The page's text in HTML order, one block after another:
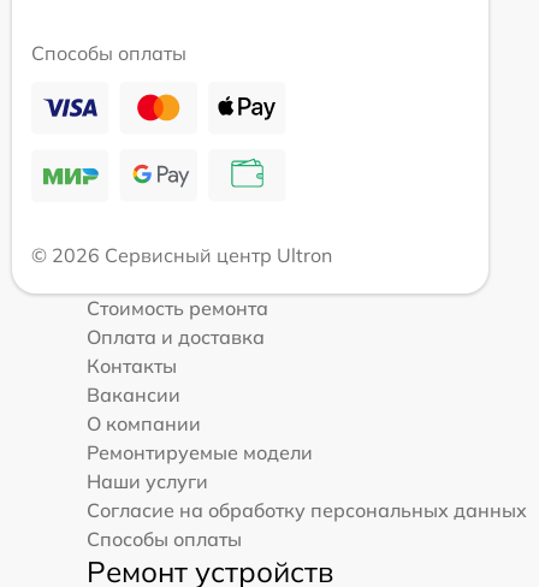
Способы оплаты
© 2026 Сервисный центр Ultron
Стоимость ремонта
Оплата и доставка
Контакты
Вакансии
О компании
Ремонтируемые модели
Наши услуги
Согласие на обработку персональных данных
Способы оплаты
Ремонт устройств